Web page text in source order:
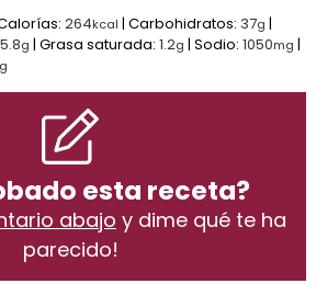
264kcal |Carbohidratos: 37g |
5.8g |Grasa saturada:1.2g |Sodio:1050mg |
g
esta receta?
abajo y dime qué te ha
parecido!